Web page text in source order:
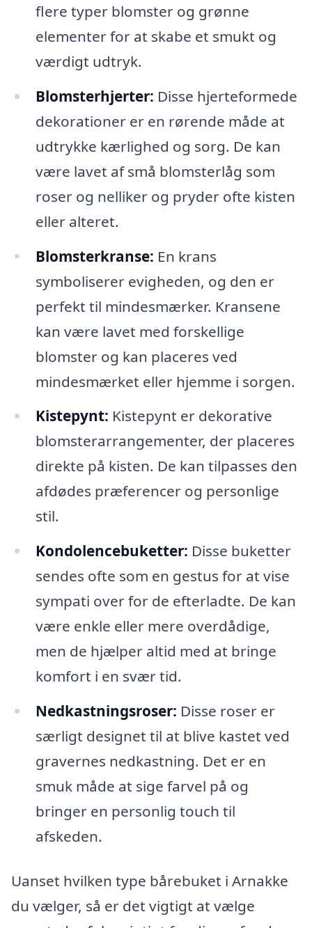
flere typer blomster og grønne
elementer for at skabe et smukt og
værdigt udtryk.
Blomsterhjerter: Disse hjerteformede
dekorationer er en rørende måde at
udtrykke kærlighed og sorg. De kan
være lavet af små blomsterlåg som
roser og nelliker og pryder ofte kisten
eller alteret.
Blomsterkranse: En krans
symboliserer evigheden, og den er
perfekt til mindesmærker. Kransene
kan være lavet med forskellige
blomster og kan placeres ved
mindesmærket eller hjemme i sorgen.
Kistepynt: Kistepynt er dekorative
blomsterarrangementer, der placeres
direkte på kisten. De kan tilpasses den
afdødes præferencer og personlige
stil.
Kondolencebuketter: Disse buketter
sendes ofte som en gestus for at vise
sympati over for de efterladte. De kan
være enkle eller mere overdådige,
men de hjælper altid med at bringe
komfort i en svær tid.
Nedkastningsroser: Disse roser er
særligt designet til at blive kastet ved
gravernes nedkastning. Det er en
smuk måde at sige farvel på og
bringer en personlig touch til
afskeden.
Uanset hvilken type bårebuket i Arnakke
du vælger, så er det vigtigt at vælge